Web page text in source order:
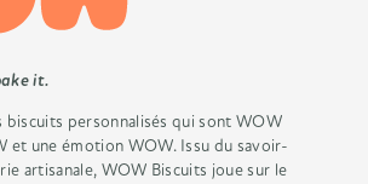
it.
biscuits personnalisés qui sont WOW
et une émotion WOW. Issu du savoir-
artisanale, WOW Biscuits joue sur le